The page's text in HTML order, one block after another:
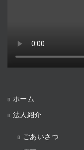
ホーム
法人紹介
ごあいさつ